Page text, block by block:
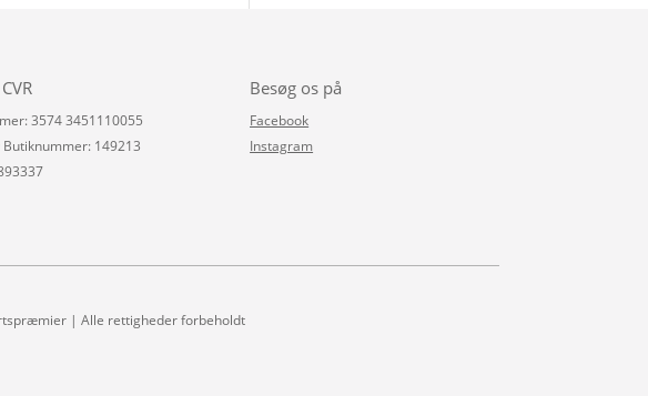
3574 3451110055
149213
Besøg os på
Facebook
Instagram
| Alle rettigheder forbeholdt